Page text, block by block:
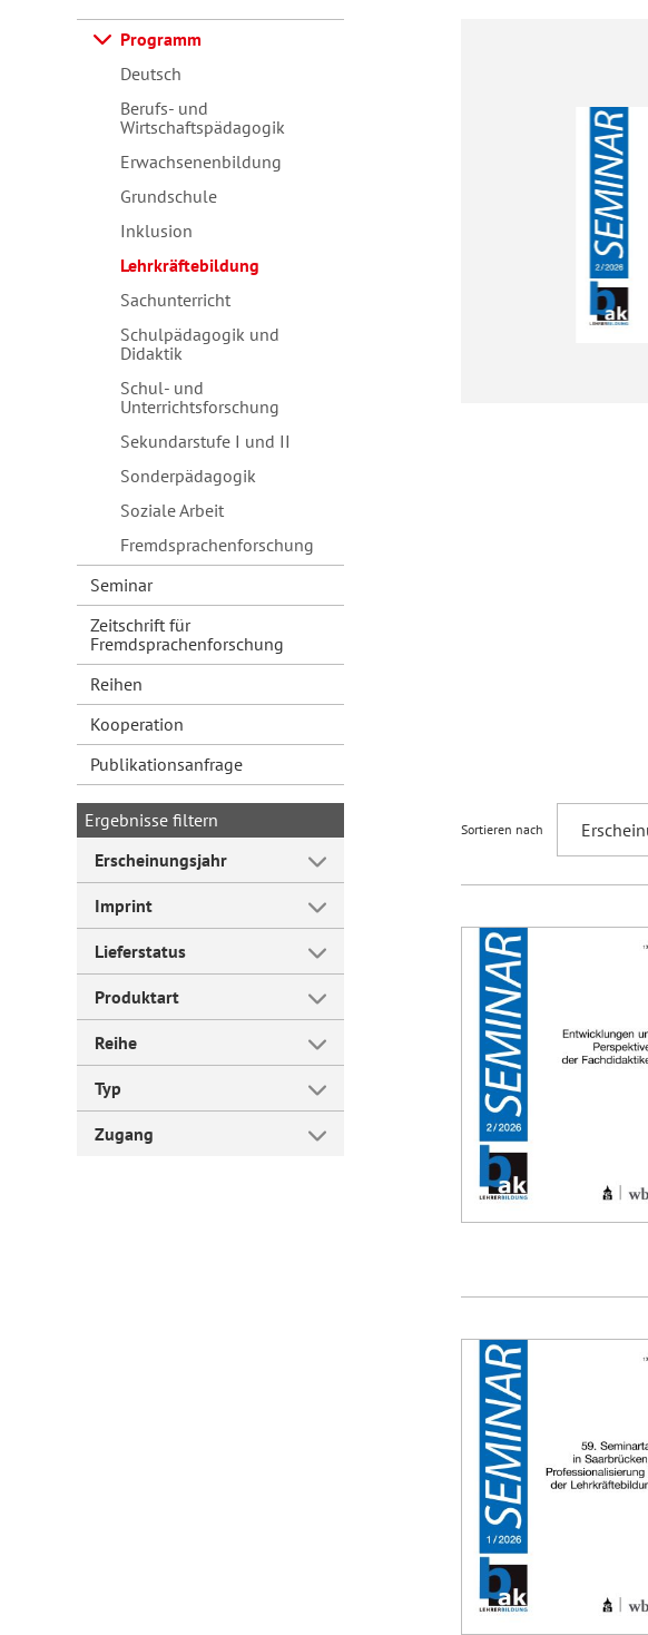
Programm
Deutsch
Berufs- und
Wirtschaftspädagogik
Erwachsenenbildung
Grundschule
Inklusion
Lehrkräftebildung
Sachunterricht
Schulpädagogik und
Didaktik
Schul- und
Unterrichtsforschung
Sekundarstufe I und II
Sonderpädagogik
Soziale Arbeit
Fremdsprachenforschung
Seminar
Zeitschrift für
Fremdsprachenforschung
Reihen
Kooperation
Publikationsanfrage
Ergebnisse filtern
Erscheinungsjahr
Imprint
Lieferstatus
Produktart
Reihe
Typ
Zugang
Sortieren nach